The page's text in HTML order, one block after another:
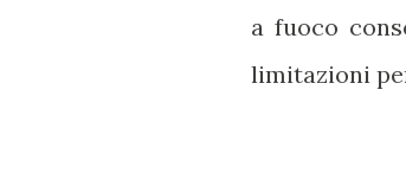
a fuoco
limitazioni